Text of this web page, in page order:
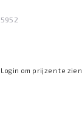
5952
Login om prijzen te zien